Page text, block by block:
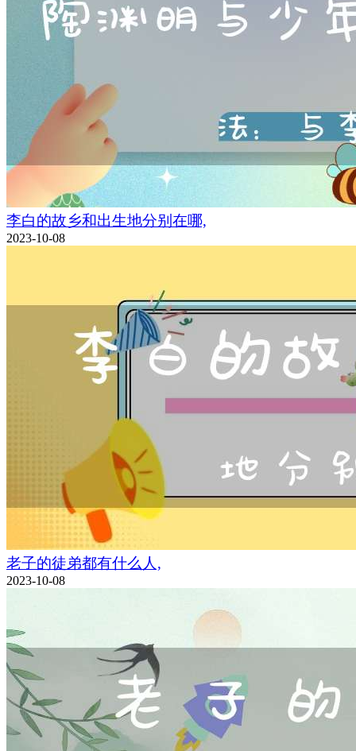
李白的故乡和出生地分别在哪,
2023-10-08
老子的徒弟都有什么人,
2023-10-08